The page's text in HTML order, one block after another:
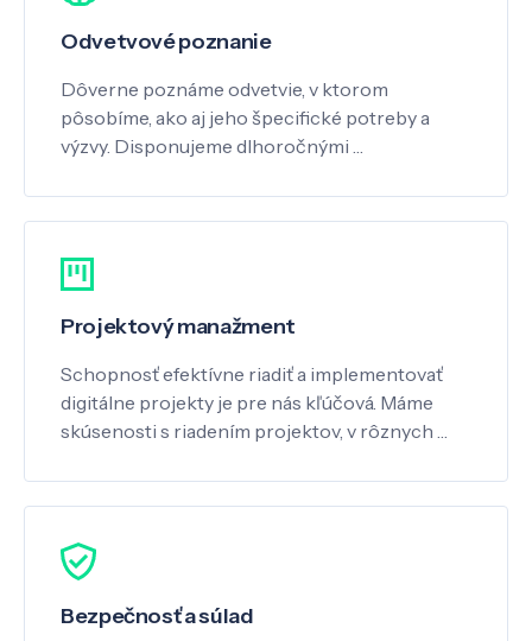
Odvetvové poznanie
Dôverne poznáme odvetvie, v ktorom
pôsobíme, ako aj jeho špecifické potreby a
výzvy. Disponujeme dlhoročnými …
Projektový manažment
Schopnosť efektívne riadiť a implementovať
digitálne projekty je pre nás kľúčová. Máme
skúsenosti s riadením projektov, v rôznych …
Bezpečnosť a súlad